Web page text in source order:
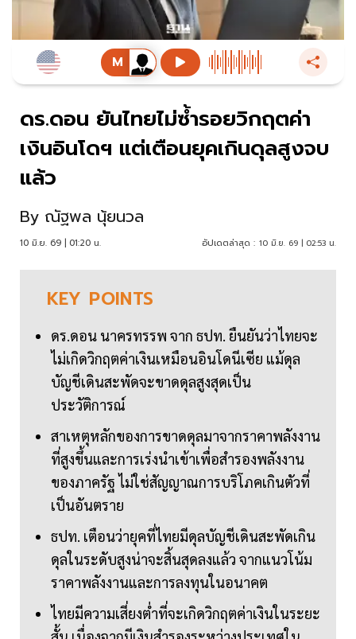
ดร.ดอน ยันไทยไม่ซ้ำรอยวิกฤตค่า
เงินอินโดฯ แต่เตือนยุคเกินดุลสูงจบ
แล้ว
By ณัฐพล นุ้ยนวล
10 มิ.ย. 69 | 01:20 น. อัปเดตล่าสุด : 10 มิ.ย. 69 | 02:53 น.
KEY POINTS
ดร.ดอน นาครทรรพ จาก ธปท. ยืนยันว่าไทยจะ
ไม่เกิดวิกฤตค่าเงินเหมือนอินโดนีเซีย แม้ดุล
บัญชีเดินสะพัดจะขาดดุลสูงสุดเป็น
ประวัติการณ์
สาเหตุหลักของการขาดดุลมาจากราคาพลังงาน
ที่สูงขึ้นและการเร่งนำเข้าเพื่อสำรองพลังงาน
ของภาครัฐ ไม่ใช่สัญญาณการบริโภคเกินตัวที่
เป็นอันตราย
ธปท. เตือนว่ายุคที่ไทยมีดุลบัญชีเดินสะพัดเกิน
ดุลในระดับสูงน่าจะสิ้นสุดลงแล้ว จากแนวโน้ม
ราคาพลังงานและการลงทุนในอนาคต
ไทยมีความเสี่ยงต่ำที่จะเกิดวิกฤตค่าเงินในระยะ